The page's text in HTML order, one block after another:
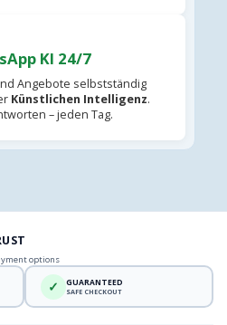
KI 24/7
Angebote selbstständig
Künstlichen Intelligenz.
– jeden Tag.
options
✓ GUARANTEED
SAFE CHECKOUT